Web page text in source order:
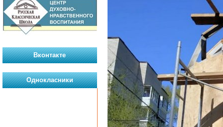
Вконтакте
Однокласники